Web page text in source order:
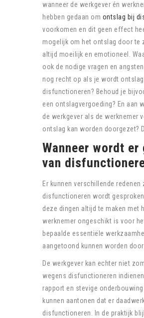
wanneer de werkgever én
hebben gedaan om ontslag bij
voorkomen en dit geen effect
mogelijk om het ontslag door te
altijd moeilijk en emotioneel.
ook de nodige vragen en
nog recht op als je wordt
disfunctioneren? Behoud je
een ontslagvergoeding? En aan
de werkgever als de werknemer
ontslag kan worden doorgezet?
Wanneer wordt er
van
Er kunnen verschillende
disfunctioneren wordt
deze dingen altijd te maken met
werknemer ongeschikt is voor
bepaalde essentiële
aangetoond kunnen worden
De werkgever kan echter niet
wegens disfunctioneren
rapport en stevige
kunnen aantonen dat er
disfunctioneren. In de praktijk